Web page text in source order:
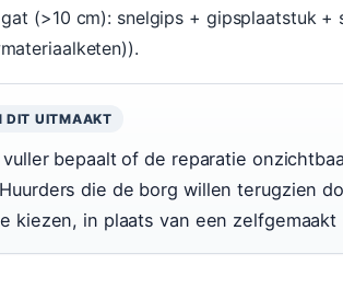
(>10 cm): snelgips + gipsplaatstuk +
DIT UITMAAKT
bepaalt of de reparatie
die de borg willen terugzien
kiezen, in plaats van een zelfgemaakt